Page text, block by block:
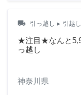
local_shipping 引っ越し ▸ 引越
★注目★なんと
っ越し
神奈川県